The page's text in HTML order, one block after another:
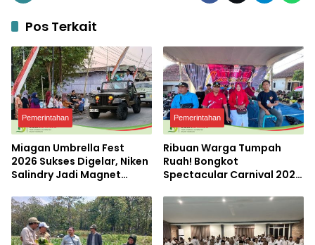
Pos Terkait
Pemerintahan
Miagan Umbrella Fest
2026 Sukses Digelar, Niken
Salindry Jadi Magnet
Pemerintahan
Ribuan Warga Tumpah
Ruah! Bongkot
Spectacular Carnival 2026
Terbesar di Peterongan